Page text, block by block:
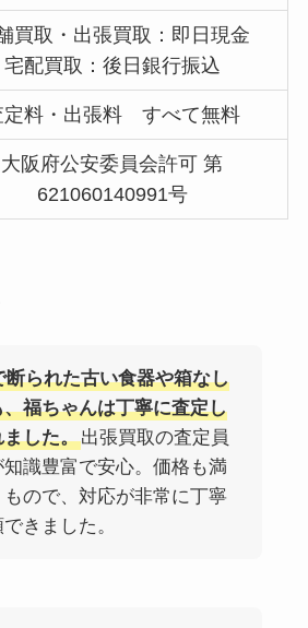
買取・出張買取：即日現金
宅配買取：後日銀行振込
定料・出張料 すべて無料
大阪府公安委員会許可 第
621060140991号
断られた古い食器や箱なし
福ちゃんは丁寧に査定し
した。出張買取の査定員
知識豊富で安心。価格も満
もので、対応が非常に丁寧
きました。